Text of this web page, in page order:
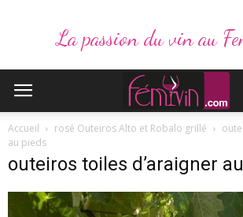
La passion du vin au
Accueil rosé Outeiros Alto et Robalo grillé
au pieds
outeiros toiles d’araigner